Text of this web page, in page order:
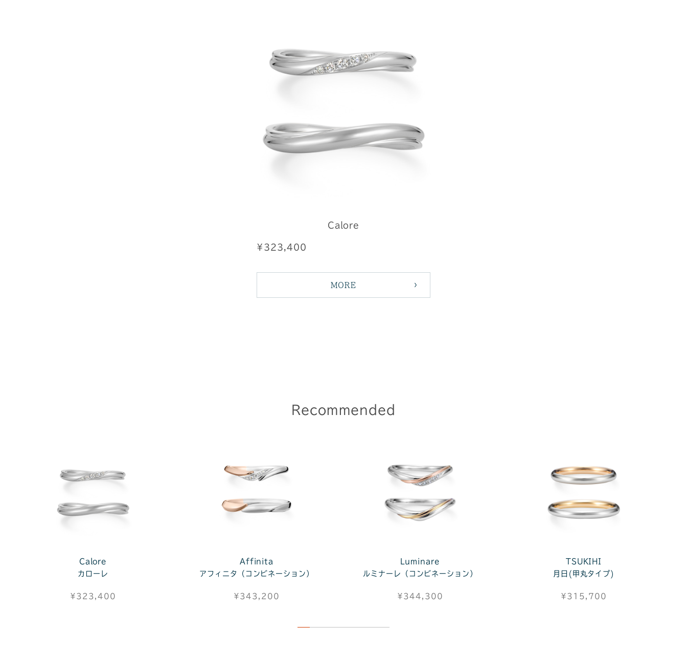
Calore
¥323,400
MORE
Recommended
Calore
カローレ
¥323,400
Affinita
アフィニタ（コンビネーション）
¥343,200
Luminare
ルミナーレ（コンビネーション）
¥344,300
TSUKIHI
月日(甲丸タイプ)
¥315,700